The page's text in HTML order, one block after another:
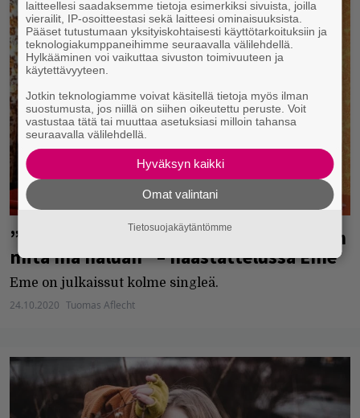
”Mä oon aika hyvä siinä, että mä tiedän
mitä mä haluan” – haastattelussa Eme
Eme on julkaissut kolme singleä.
24.10.2020 Tuomas Aflecht
laitteellesi saadaksemme tietoja esimerkiksi sivuista, joilla
vierailit, IP-osoitteestasi sekä laitteesi ominaisuuksista.
Pääset tutustumaan yksityiskohtaisesti käyttötarkoituksiin ja
teknologiakumppaneihimme seuraavalla välilehdellä.
Hylkääminen voi vaikuttaa sivuston toimivuuteen ja
käytettävyyteen.
Jotkin teknologiamme voivat käsitellä tietoja myös ilman
suostumusta, jos niillä on siihen oikeutettu peruste. Voit
vastustaa tätä tai muuttaa asetuksiasi milloin tahansa
seuraavalla välilehdellä.
Hyväksyn kaikki
Omat valintani
Tietosuojakäytäntömme